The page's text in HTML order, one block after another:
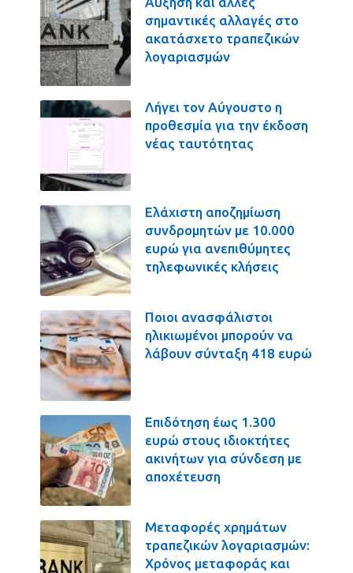
σημαντικές αλλαγές στο
ακατάσχετο τραπεζικών
λογαριασμών
Λήγει τον Αύγουστο η
προθεσμία για την έκδοση
νέας ταυτότητας
Ελάχιστη αποζημίωση
συνδρομητών με 10.000
ευρώ για ανεπιθύμητες
τηλεφωνικές κλήσεις
Ποιοι ανασφάλιστοι
ηλικιωμένοι μπορούν να
λάβουν σύνταξη 418 ευρώ
Επιδότηση έως 1.300
ευρώ στους ιδιοκτήτες
ακινήτων για σύνδεση με
αποχέτευση
Μεταφορές χρημάτων
τραπεζικών λογαριασμών:
Χρόνος μεταφοράς και